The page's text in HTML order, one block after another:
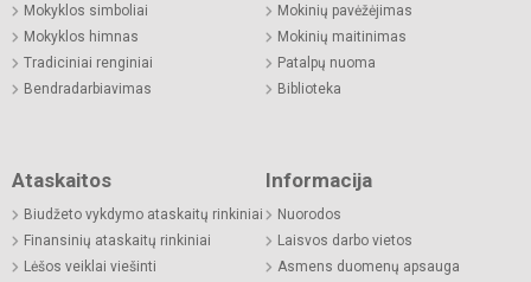
Mokyklos simboliai
Mokyklos himnas
Tradiciniai renginiai
Bendradarbiavimas
Mokinių pavėžėjimas
Mokinių maitinimas
Patalpų nuoma
Biblioteka
Ataskaitos
Biudžeto vykdymo ataskaitų rinkiniai
Finansinių ataskaitų rinkiniai
Lėšos veiklai viešinti
Informacija
Nuorodos
Laisvos darbo vietos
Asmens duomenų apsauga